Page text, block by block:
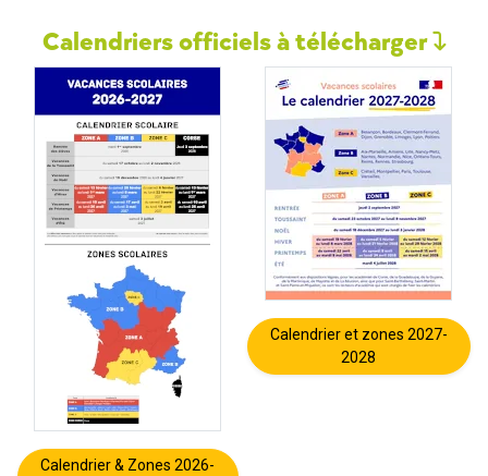
Calendriers officiels à télécharger
Calendrier & Zones 2026-
Calendrier et zones 2027-
2028